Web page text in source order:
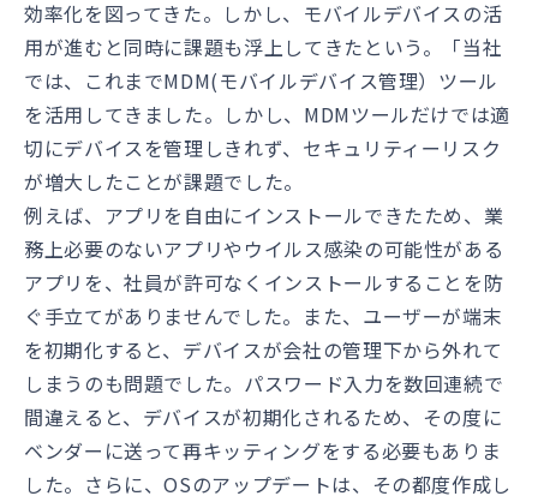
効率化を図ってきた。しかし、モバイルデバイスの活
用が進むと同時に課題も浮上してきたという。「当社
では、これまでMDM(モバイルデバイス管理）ツール
を活用してきました。しかし、MDMツールだけでは適
切にデバイスを管理しきれず、セキュリティーリスク
が増大したことが課題でした。
例えば、アプリを自由にインストールできたため、業
務上必要のないアプリやウイルス感染の可能性がある
アプリを、社員が許可なくインストールすることを防
ぐ手立てがありませんでした。また、ユーザーが端末
を初期化すると、デバイスが会社の管理下から外れて
しまうのも問題でした。パスワード入力を数回連続で
間違えると、デバイスが初期化されるため、その度に
ベンダーに送って再キッティングをする必要もありま
した。さらに、OSのアップデートは、その都度作成し